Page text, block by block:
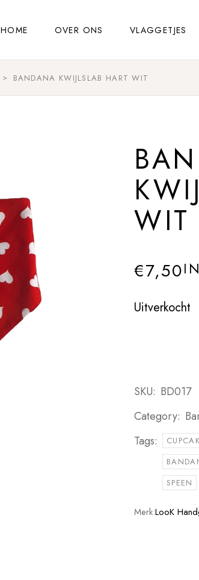
HOME OVER ONS VLAGGETJES
BANDANA KWIJLSLAB HART WIT
WIT
€7,50
Uitverkocht
SKU: BD017
Category:
Tags:
SPEEN
Merk:LooK